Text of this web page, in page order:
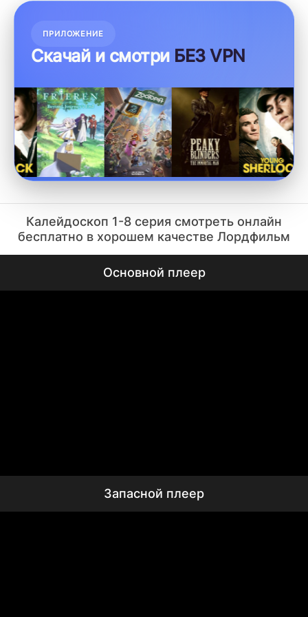
друг к другу, что заставляет задуматься о том, кто на
ПРИЛОЖЕНИЕ
Скачай и смотри БЕЗ VPN
Калейдоскоп 1-8 серия смотреть онлайн
бесплатно в хорошем качестве Лордфильм
Основной плеер
Запасной плеер